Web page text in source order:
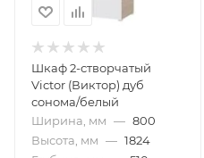
Шкаф 2-створчатый
Victor (Виктор) дуб
сонома/белый
Ширина, мм — 800
Высота, мм — 1824